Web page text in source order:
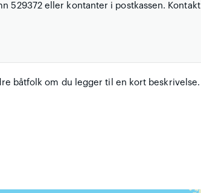
529372 eller kontanter i postkassen. Kontakt
båtfolk om du legger til en kort beskrivelse.